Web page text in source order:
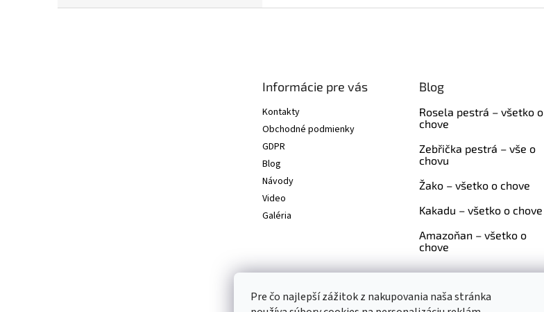
Pre čo najlepší zážitok z nakupovania naša stránka
Informácie pre vás
Kontakty
Obchodné podmienky
GDPR
Blog
Návody
Video
Galéria
Blog
Rosela pestrá – všetko o
chove
Zebřička pestrá – vše o
chovu
Žako – všetko o chove
Kakadu – všetko o chove
Amazoňan – všetko o
chove